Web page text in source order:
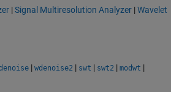
|Signal Multiresolution Analyzer |Wavelet
| wdenoise2 | swt | swt2 | modwt |